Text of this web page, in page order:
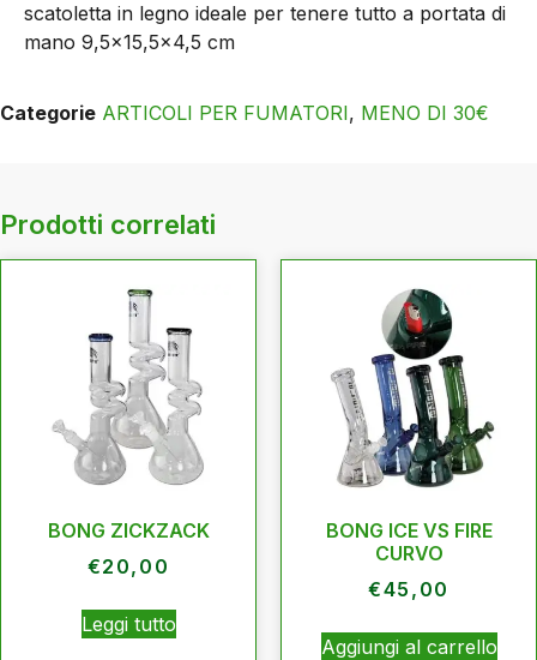
scatoletta in legno ideale per tenere tutto a portata di
mano 9,5×15,5×4,5 cm
Categorie ARTICOLI PER FUMATORI, MENO DI 30€
Prodotti correlati
BONG ZICKZACK
€20,00
Leggi tutto
BONG ICE VS FIRE
CURVO
€45,00
Aggiungi al carrello